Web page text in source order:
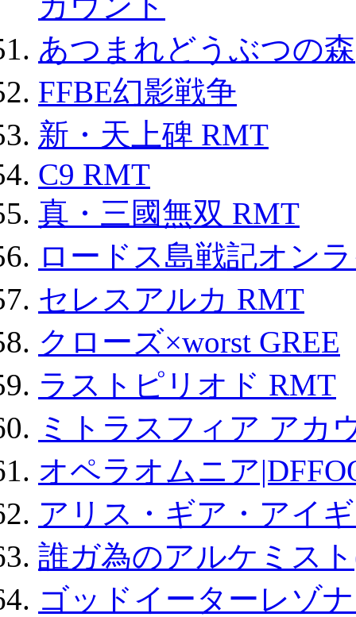
あつまれどうぶつの森
FFBE幻影戦争
新・天上碑 RMT
C9 RMT
真・三國無双 RMT
ロードス島戦記オン
セレスアルカ RMT
クローズ×worst GREE
ラストピリオド RMT
ミトラスフィア アカ
オペラオムニア
アリス・ギア・アイ
誰ガ為のアルケミス
ゴッドイーターレゾ